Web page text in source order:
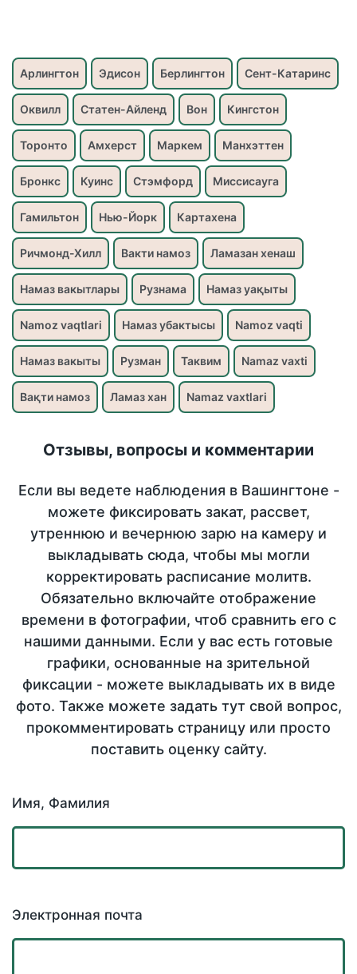
Арлингтон Эдисон Берлингтон Сент-Катаринс
Оквилл Статен-Айленд Вон Кингстон
Торонто Амхерст Маркем Манхэттен
Бронкс Куинс Стэмфорд Миссисауга
Гамильтон Нью-Йорк Картахена
Ричмонд-Хилл Вакти намоз Ламазан хенаш
Намаз вакытлары Рузнама Намаз уақыты
Namoz vaqtlari Намаз убактысы Namoz vaqti
Намаз вакыты Рузман Таквим Namaz vaxti
Вақти намоз Ламаз хан Namaz vaxtlari
Отзывы, вопросы и комментарии
Если вы ведете наблюдения в Вашингтоне -
можете фиксировать закат, рассвет,
утреннюю и вечернюю зарю на камеру и
выкладывать сюда, чтобы мы могли
корректировать расписание молитв.
Обязательно включайте отображение
времени в фотографии, чтоб сравнить его с
нашими данными. Если у вас есть готовые
графики, основанные на зрительной
фиксации - можете выкладывать их в виде
фото. Также можете задать тут свой вопрос,
прокомментировать страницу или просто
поставить оценку сайту.
Имя, Фамилия
Электронная почта